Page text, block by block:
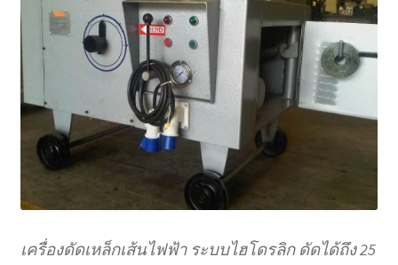
เครื่องดัดเหล็กเส้นไฟฟ้า ระบบไฮโดรลิก ดัดได้ถึง 25